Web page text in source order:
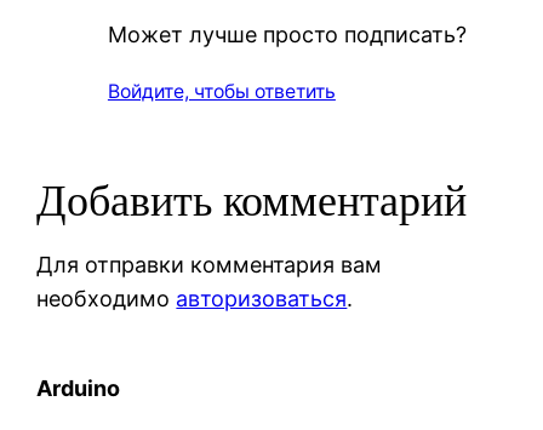
Может лучше просто подписать?
Войдите, чтобы ответить
Добавить комментарий
Для отправки комментария вам
необходимо авторизоваться.
Arduino